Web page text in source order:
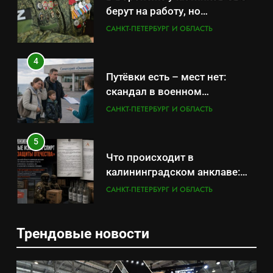
берут на работу, но
удержаться удаётся не всем
САНКТ-ПЕТЕРБУРГ И ОБЛАСТЬ
4
Путёвки есть – мест нет:
скандал в военном
санатории Владивостока
САНКТ-ПЕТЕРБУРГ И ОБЛАСТЬ
5
Что происходит в
калининградском анклаве:
военные изымают спирт «для
САНКТ-ПЕТЕРБУРГ И ОБЛАСТЬ
«500-тонный беспилотник»
скрывает российский ВМФ
САНКТ-ПЕТЕРБУРГ И ОБЛАСТЬ
Трендовые новости
5
Что происходит в